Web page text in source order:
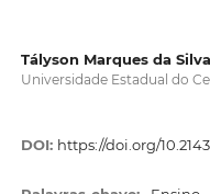
Tályson Marques da Silva
Universidade Estadual do
DOI: https://doi.org/